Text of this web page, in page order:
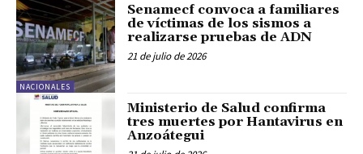
NACIONALES
Senamecf convoca a familiares
de víctimas de los sismos a
realizarse pruebas de ADN
21 de julio de 2026
Ministerio de Salud confirma
tres muertes por Hantavirus en
Anzoátegui